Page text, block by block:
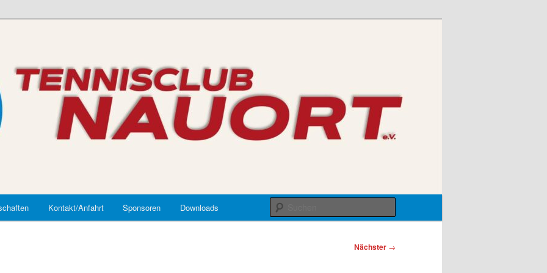
Kontakt/Anfahrt Sponsoren Downloads
Nächster →